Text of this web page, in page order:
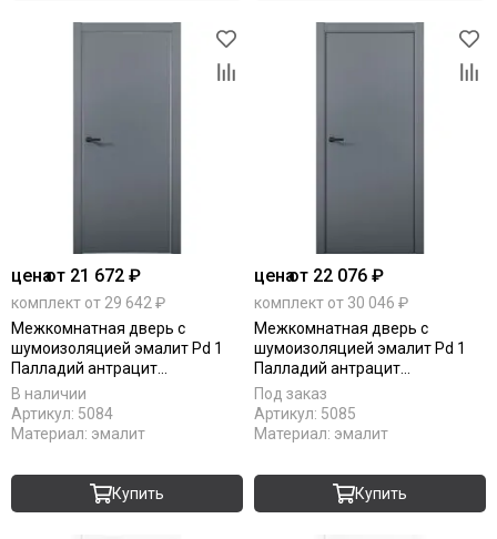
ценаот 21 672 ₽
комплект от 29 642 ₽
Межкомнатная дверь с
шумоизоляцией эмалит Pd 1
Палладий антрацит
алюминиевая кромка Al глухая
В наличии
Артикул: 5084
Материал: эмалит
Купить
ценаот 22 076 ₽
комплект от 30 046 ₽
Межкомнатная дверь с
шумоизоляцией эмалит Pd 1
Палладий антрацит
алюминиевая кромка Al Black
Edition глухая
Под заказ
Артикул: 5085
Материал: эмалит
Купить